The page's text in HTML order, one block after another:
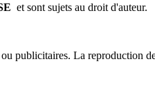
et sont sujets au droit d'auteur.
publicitaires. La reproduction